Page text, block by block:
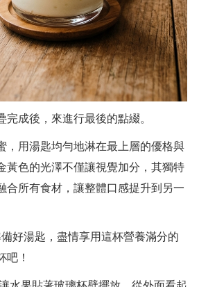
完成後，來進行最後的點綴。
，用湯匙均勻地淋在最上層的優格與
黃色的光澤不僅讓視覺加分，其獨特
合所有食材，讓整體口感提升到另一
好湯匙，盡情享用這杯營養滿分的
吧！